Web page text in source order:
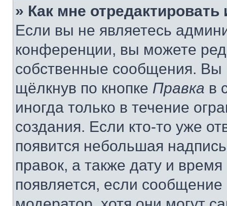
» Как мне
Если вы не являетесь
конференции, вы можете
собственные сообщения. Вы
щёлкнув по кнопке Правка в
иногда только в течение
создания. Если кто-то уже
появится небольшая
правок, а также дату и
появляется, если